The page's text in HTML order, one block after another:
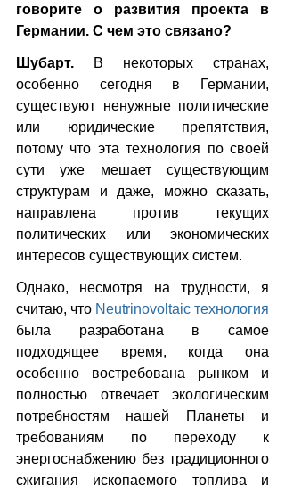
говорите о развития проекта в
Германии. С чем это связано?
Шубарт.
В некоторых странах,
особенно сегодня в Германии,
существуют ненужные политические
или юридические препятствия,
потому что эта технология по своей
сути уже мешает существующим
структурам и даже, можно сказать,
направлена против текущих
политических или экономических
интересов существующих систем.
Однако, несмотря на трудности, я
считаю, что Neutrinovoltaic технология
была разработана в самое
подходящее время, когда она
особенно востребована рынком и
полностью отвечает экологическим
потребностям нашей Планеты и
требованиям по переходу к
энергоснабжению без традиционного
сжигания ископаемого топлива и